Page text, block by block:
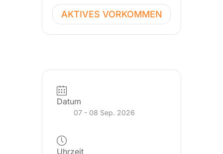
AKTIVES VORKOMMEN
Datum
07 - 08 Sep. 2026
Uhrzeit